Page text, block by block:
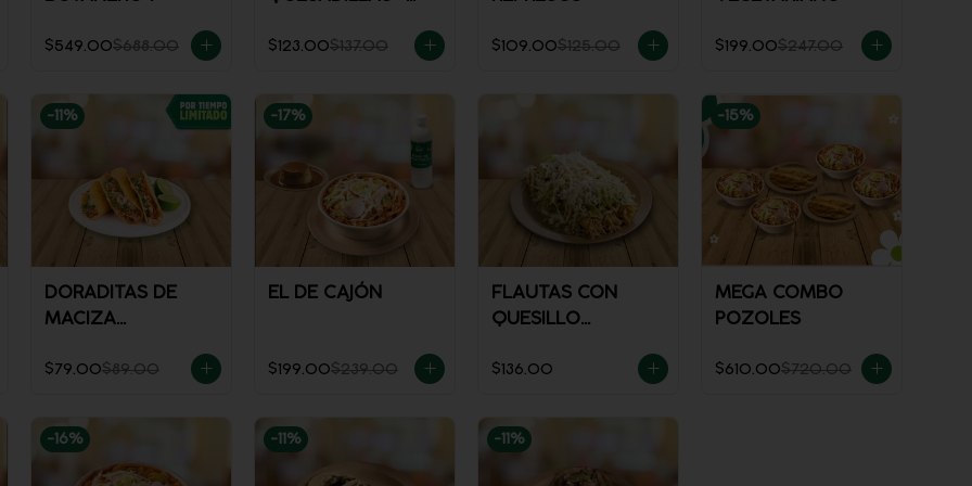
$549.00$688.00 $123.00$137.00 $109.00$125.00 $199.00$247.00
-11 %
DORADITAS DE
MACIZA
$79.00$89.00
-17%
EL DE CAJÓN
$199.00$239.00
FLAUTAS CON
QUESILLO
PORCIÓN DE
$136.00
-15%
MEGA COMBO
POZOLES
$610.00$720.00
-16% -11 % -11 %